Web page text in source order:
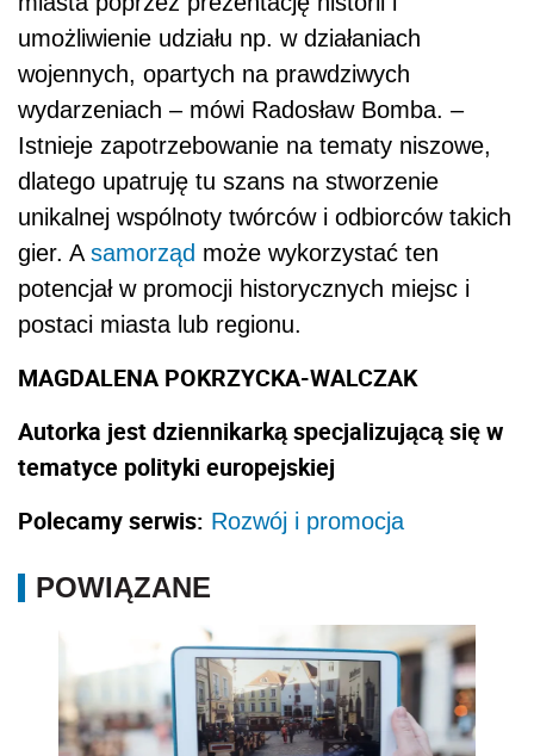
umożliwienie udziału np. w działaniach
wojennych, opartych na prawdziwych
wydarzeniach – mówi Radosław Bomba. –
Istnieje zapotrzebowanie na tematy niszowe,
dlatego upatruję tu szans na stworzenie
unikalnej wspólnoty twórców i odbiorców takich
gier. A samorząd może wykorzystać ten
potencjał w promocji historycznych miejsc i
postaci miasta lub regionu.
MAGDALENA POKRZYCKA-WALCZAK
Autorka jest dziennikarką specjalizującą się w
tematyce polityki europejskiej
Polecamy serwis: Rozwój i promocja
POWIĄZANE